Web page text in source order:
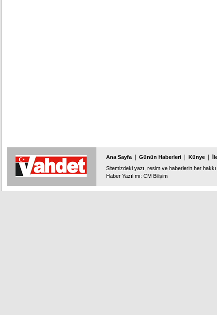
Ana Sayfa Günün Haberleri Künye
Sitemizdeki yazı, resim ve haberlerin her
Haber Yazılımı: CM Bilişim